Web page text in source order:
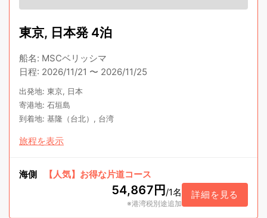
東京, 日本発 4泊
船名: MSCベリッシマ
日程: 2026/11/21 〜 2026/11/25
出発地: 東京, 日本
寄港地: 石垣島
到着地: 基隆（台北）, 台湾
旅程を表示
海側 【人気】お得な片道コース
54,867円 /1名
※港湾税別途追加
詳細を見る